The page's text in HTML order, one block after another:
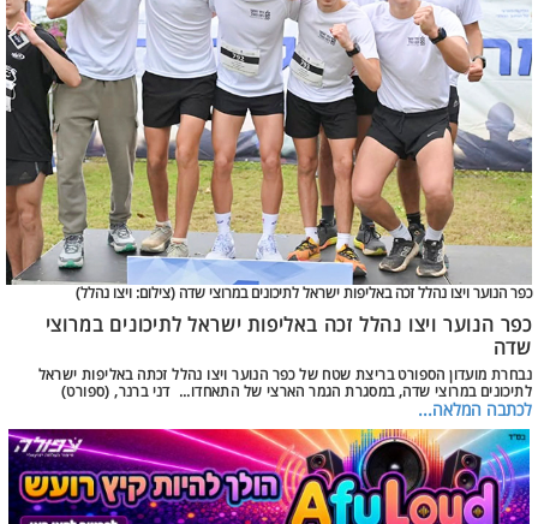
כפר הנוער ויצו נהלל זכה באליפות ישראל לתיכונים במרוצי שדה (צילום: ויצו נהלל)
כפר הנוער ויצו נהלל זכה באליפות ישראל לתיכונים במרוצי
שדה
נבחרת מועדון הספורט בריצת שטח של כפר הנוער ויצו נהלל זכתה באליפות ישראל
לתיכונים במרוצי שדה, במסגרת הגמר הארצי של התאחדו... דני ברנר, (ספורט)
לכתבה המלאה...